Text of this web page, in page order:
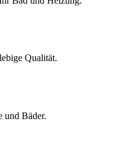
Qualität.
und Bäder.